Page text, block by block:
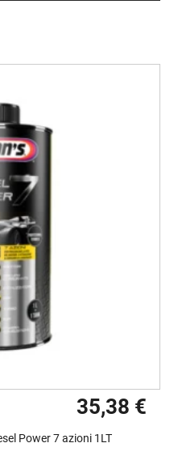
35,38 €
Power 7 azioni 1LT